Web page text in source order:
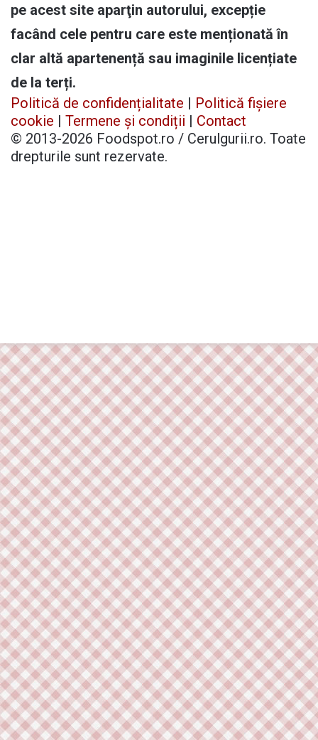
pe acest site aparţin autorului, excepție
facând cele pentru care este menționată în
clar altă apartenență sau imaginile licențiate
de la terți.
Politică de confidențialitate | Politică fișiere
cookie | Termene și condiții | Contact
© 2013-2026 Foodspot.ro / Cerulgurii.ro. Toate
drepturile sunt rezervate.
a
Coffee
to
top
button